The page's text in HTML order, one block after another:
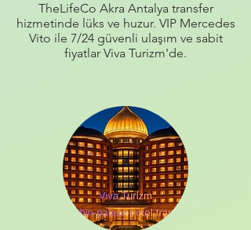
TheLifeCo Akra Antalya transfer
hizmetinde lüks ve huzur. VIP Mercedes
Vito ile 7/24 güvenli ulaşım ve sabit
fiyatlar Viva Turizm'de.